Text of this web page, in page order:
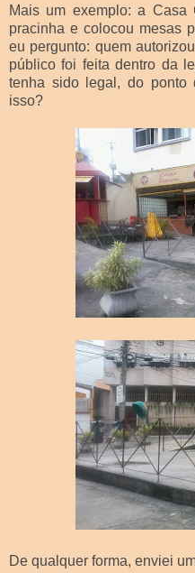
Mais um exemplo: a Casa
pracinha e colocou mesas
eu pergunto: quem
público foi feita dentro da
tenha sido legal, do ponto
isso?
De qualquer forma, enviei